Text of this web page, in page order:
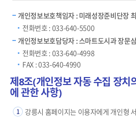
개인정보보호책임자 : 미래성장준비단장
전화번호 : 033-640-5500
개인정보보호담당자 : 스마트도시과 장문
전화번호 : 033-640-4998
FAX : 033-640-4990
제8조(개인정보 자동 수집 장치
에 관한 사항)
1
강릉시 홈페이지는 이용자에게 개인형